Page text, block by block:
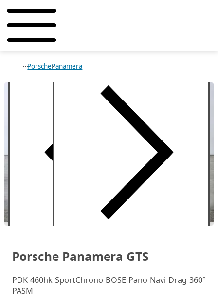
PorschePanamera
Porsche Panamera GTS
PDK 460hk SportChrono BOSE Pano Navi Drag 360°
PASM